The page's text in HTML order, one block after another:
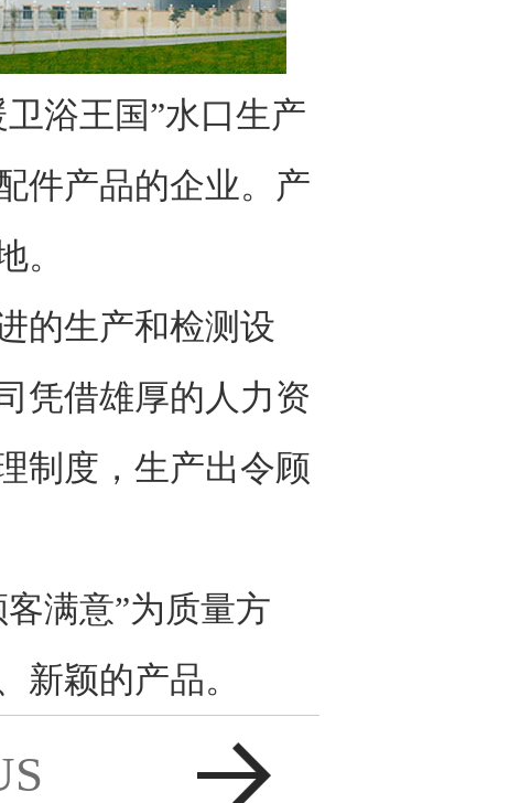
浴王国”水口生产
件产品的企业。产
。
的生产和检测设
凭借雄厚的人力资
制度，生产出令顾
满意”为质量方
新颖的产品。